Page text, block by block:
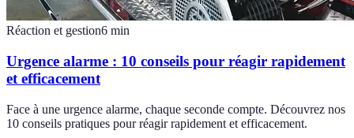
Réaction et gestion6 min
Urgence alarme : 10 conseils pour réagir rapidement
et efficacement
Face à une urgence alarme, chaque seconde compte. Découvrez nos
10 conseils pratiques pour réagir rapidement et efficacement.